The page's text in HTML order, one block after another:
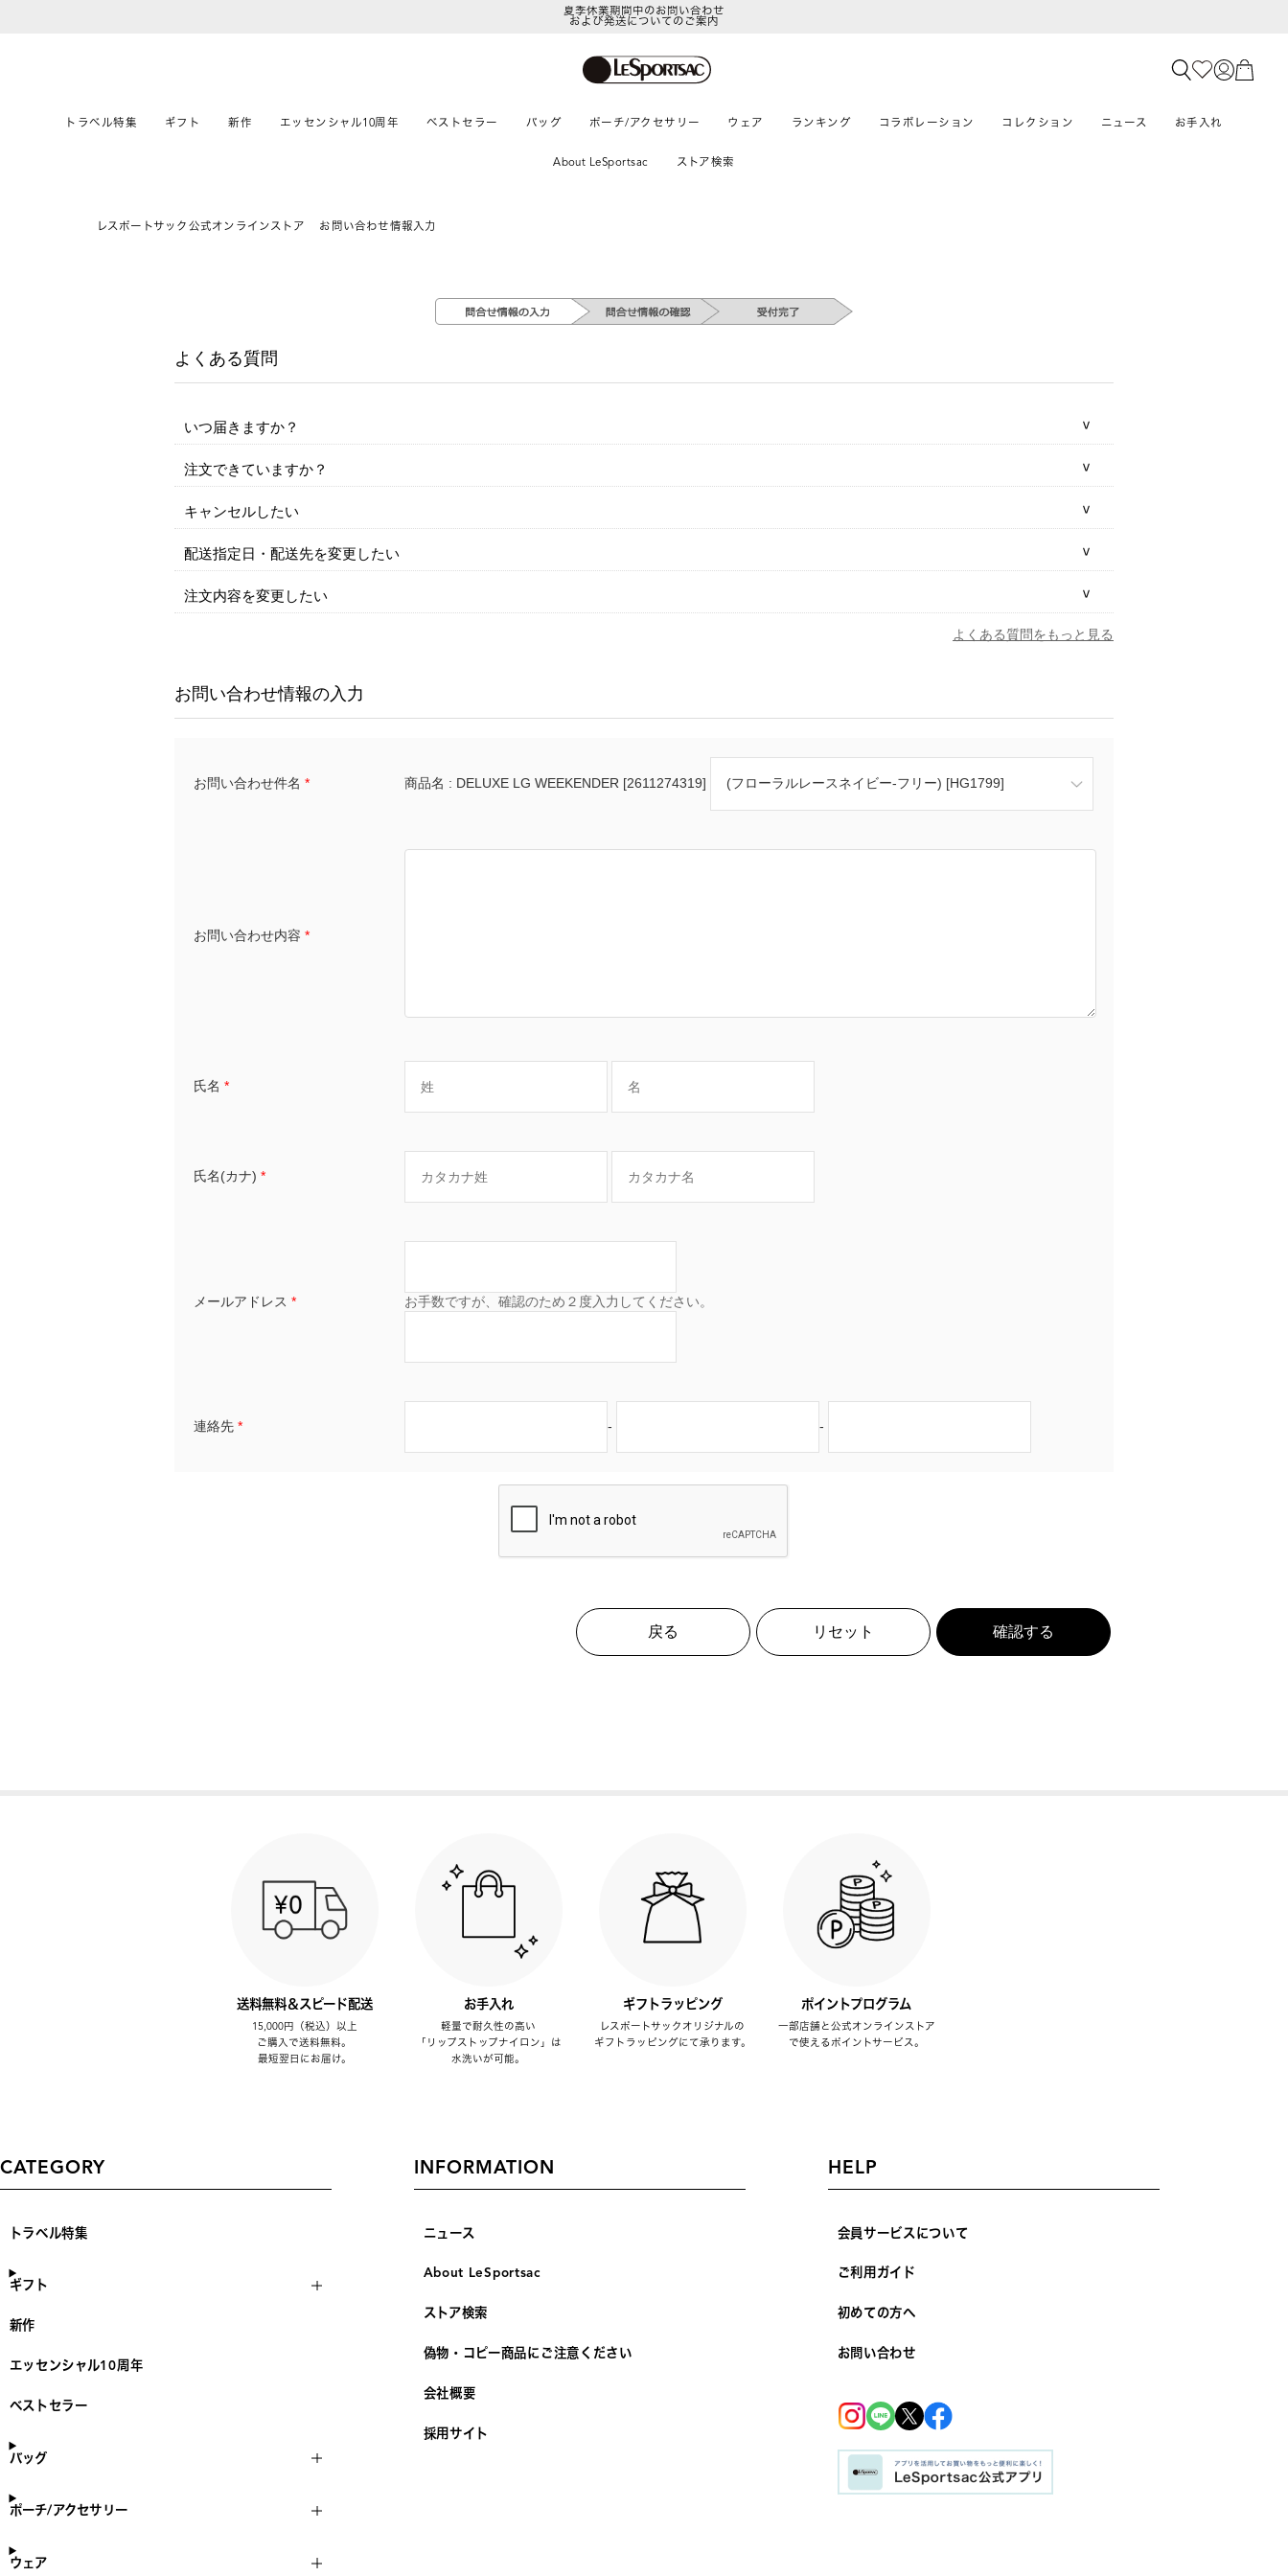
LeSportsac Member's Club
および発送についてのご案内
トラベル特集 ギフト 新作 エッセンシャル10周年 ベストセラー バッグ ポーチ/アクセサリー ウェア ランキング コラボレーション コレクション ニュース お手入れ
About LeSportsac ストア検索
レスポートサック公式オンラインストア お問い合わせ情報入力
よくある質問
いつ届きますか？
注文できていますか？
キャンセルしたい
配送指定日・配送先を変更したい
注文内容を変更したい
よくある質問をもっと見る
お問い合わせ情報の入力
お問い合わせ件名 * 商品名 : DELUXE LG WEEKENDER [2611274319]
お問い合わせ内容 *
氏名 *
氏名(カナ) *
メールアドレス * お手数ですが、確認のため２度入力してください。
連絡先 * - -
戻る リセット 確認する
送料無料＆スピード配送
15,000円（税込）以上
ご購入で送料無料。
最短翌日にお届け。
お手入れ
軽量で耐久性の高い
「リップストップナイロン」は
水洗いが可能。
ギフトラッピング
レスポートサックオリジナルの
ギフトラッピングにて承ります。
ポイントプログラム
一部店舗と公式オンラインストア
で使えるポイントサービス。
CATEGORY
トラベル特集
ギフト
新作
エッセンシャル10周年
ベストセラー
バッグ
ポーチ/アクセサリー
ウェア
INFORMATION
ニュース
About LeSportsac
ストア検索
偽物・コピー商品にご注意ください
会社概要
採用サイト
HELP
会員サービスについて
ご利用ガイド
初めての方へ
お問い合わせ